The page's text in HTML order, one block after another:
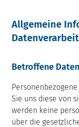
Allgemeine
Betroffene
Sie uns diese von
werden keine
über die